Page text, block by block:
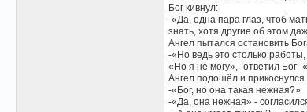
Бог кивнул:
-«Да, одна пара глаз, чтоб
знать, хотя другие об этом
Ангел пытался остановить
-«Но ведь это столько
«Но я не могу»,- ответил Бог-
Ангел подошёл и
-«Бог, но она такая нежная?»
-«Да, она нежная» -